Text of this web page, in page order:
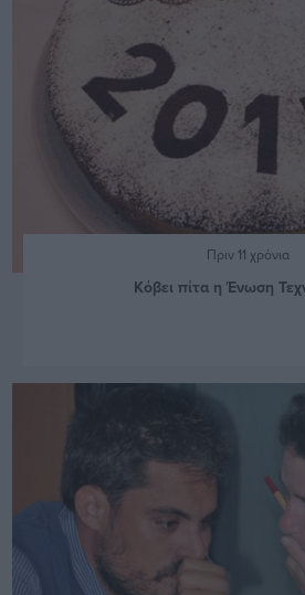
Πριν 11 χρόνια
Κόβει πίτα η Ένωση